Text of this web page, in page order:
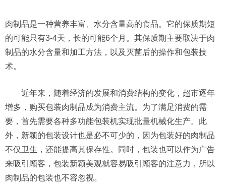
肉制品是一种营养丰富、水分含量高的食品。它的保质期短
的可能只有3-4天，长的可能6个月。其保质期主要取决于肉
制品的水分含量和加工方法，以及灭菌后的操作和包装技
术。
近年来，随着经济的发展和消费结构的变化，超市逐年
增多，购买包装肉制品成为消费主流。为了满足消费的需
要，首先需要各种多功能包装机实现批量机械化生产。此
外，新颖的包装设计也是必不可少的，因为包装好的肉制品
不仅卫生，还能提高其保存性。同时，包装也可以作为广告
来吸引顾客，包装新颖美观就容易吸引顾客的注意力，所以
肉制品的包装也不容忽视。